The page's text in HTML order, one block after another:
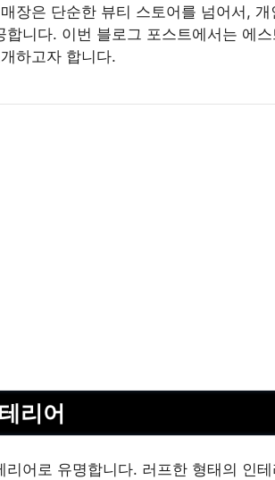
장은 단순한 뷰티 스토어를 넘어서, 개
니다. 이번 블로그 포스트에서는 에
하고자 합니다.
리어
어로 유명합니다. 러프한 형태의 인테